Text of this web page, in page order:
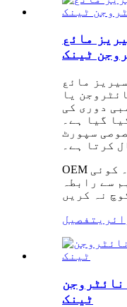
مائع
ٹینک
مائع
یا
دوری کی
گیا ہے۔
سپورٹ
کرتا ہے۔
OEM سروس دستیاب ہے۔ کوئی
سے رابطہ
تفصیل
ٹینک